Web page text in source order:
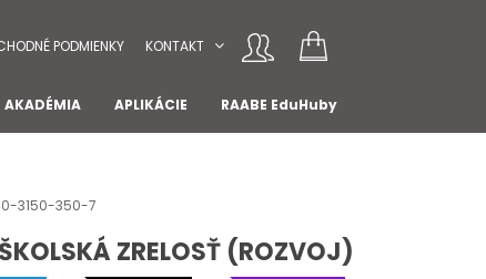
PODMIENKY KONTAKT
AKADÉMIA APLIKÁCIE RAABE EduHuby
3150-350-7
ZRELOSŤ (ROZVOJ)